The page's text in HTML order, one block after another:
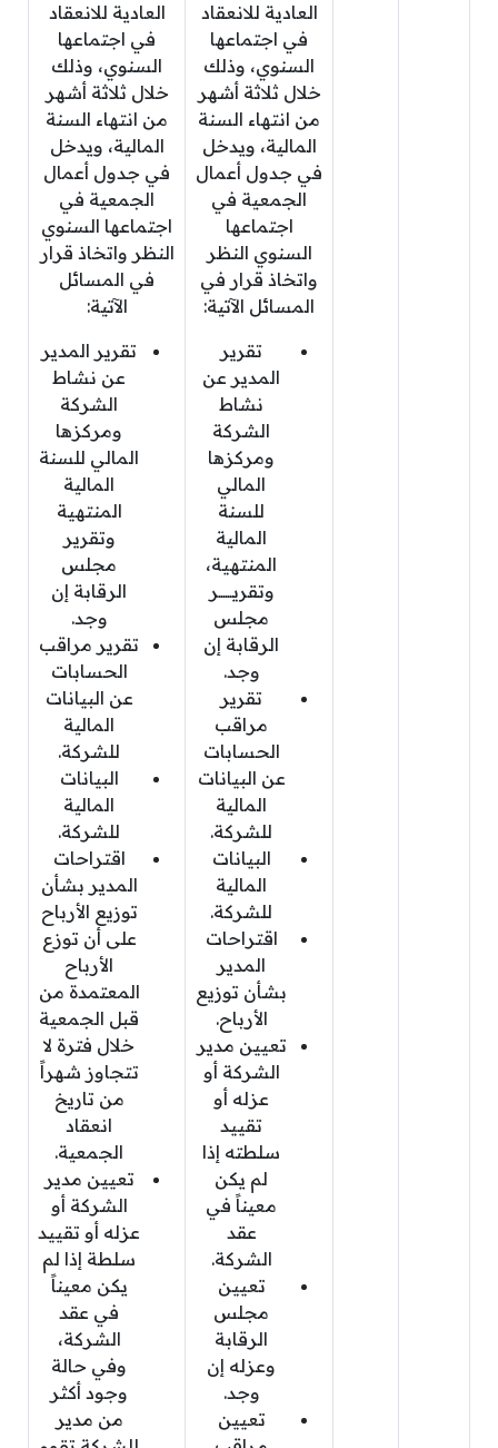
العادية للانعقاد
في اجتماعها
السنوي، وذلك
خلال ثلاثة أشهر
من انتهاء السنة
المالية، ويدخل
في جدول أعمال
الجمعية في
اجتماعها
السنوي النظر
واتخاذ قرار في
المسائل الآتية:
تقرير
المدير عن
نشاط
الشركة
ومركزها
المالي
للسنة
المالية
المنتهية،
وتقريــــــر
مجلس
الرقابة إن
وجد.
تقرير
مراقب
الحسابات
عن البيانات
المالية
للشركة.
البيانات
المالية
للشركة.
اقتراحات
المدير
بشأن توزيع
الأرباح.
تعيين مدير
الشركة أو
عزله أو
تقييد
سلطته إذا
لم يكن
معيناً في
عقد
الشركة.
تعيين
مجلس
الرقابة
وعزله إن
وجد.
تعيين
العادية للانعقاد
في اجتماعها
السنوي، وذلك
خلال ثلاثة أشهر
من انتهاء السنة
المالية، ويدخل
في جدول أعمال
الجمعية في
اجتماعها السنوي
النظر واتخاذ قرار
في المسائل
الآتية:
تقرير المدير
عن نشاط
الشركة
ومركزها
المالي للسنة
المالية
المنتهية
وتقرير
مجلس
الرقابة إن
وجد.
تقرير مراقب
الحسابات
عن البيانات
المالية
للشركة.
البيانات
المالية
للشركة.
اقتراحات
المدير بشأن
توزيع الأرباح
على أن توزع
الأرباح
المعتمدة من
قبل الجمعية
خلال فترة لا
تتجاوز شهراً
من تاريخ
انعقاد
الجمعية.
تعيين مدير
الشركة أو
عزله أو تقييد
سلطة إذا لم
يكن معيناً
في عقد
الشركة،
وفي حالة
وجود أكثر
من مدير